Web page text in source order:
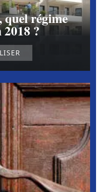
quel régime
?